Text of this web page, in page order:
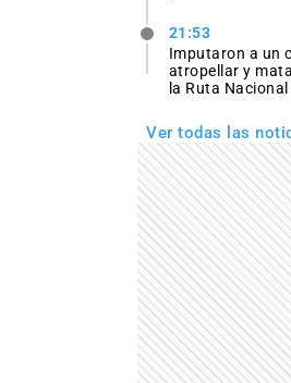
21:53
Imputaron a un
atropellar y
la Ruta Nacional
Ver todas las